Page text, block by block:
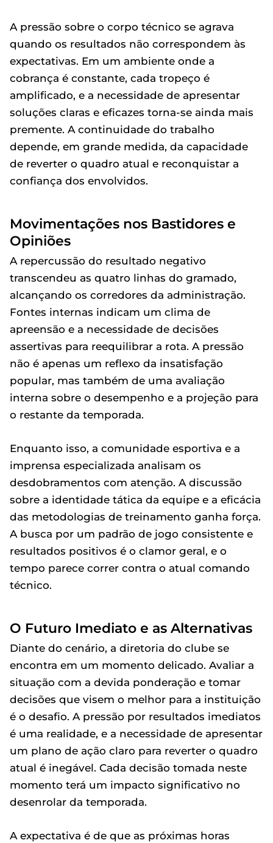
A pressão sobre o corpo técnico se agrava
quando os resultados não correspondem às
expectativas. Em um ambiente onde a
cobrança é constante, cada tropeço é
amplificado, e a necessidade de apresentar
soluções claras e eficazes torna-se ainda mais
premente. A continuidade do trabalho
depende, em grande medida, da capacidade
de reverter o quadro atual e reconquistar a
confiança dos envolvidos.
Movimentações nos Bastidores e
Opiniões
A repercussão do resultado negativo
transcendeu as quatro linhas do gramado,
alcançando os corredores da administração.
Fontes internas indicam um clima de
apreensão e a necessidade de decisões
assertivas para reequilibrar a rota. A pressão
não é apenas um reflexo da insatisfação
popular, mas também de uma avaliação
interna sobre o desempenho e a projeção para
o restante da temporada.
Enquanto isso, a comunidade esportiva e a
imprensa especializada analisam os
desdobramentos com atenção. A discussão
sobre a identidade tática da equipe e a eficácia
das metodologias de treinamento ganha força.
A busca por um padrão de jogo consistente e
resultados positivos é o clamor geral, e o
tempo parece correr contra o atual comando
técnico.
O Futuro Imediato e as Alternativas
Diante do cenário, a diretoria do clube se
encontra em um momento delicado. Avaliar a
situação com a devida ponderação e tomar
decisões que visem o melhor para a instituição
é o desafio. A pressão por resultados imediatos
é uma realidade, e a necessidade de apresentar
um plano de ação claro para reverter o quadro
atual é inegável. Cada decisão tomada neste
momento terá um impacto significativo no
desenrolar da temporada.
A expectativa é de que as próximas horas